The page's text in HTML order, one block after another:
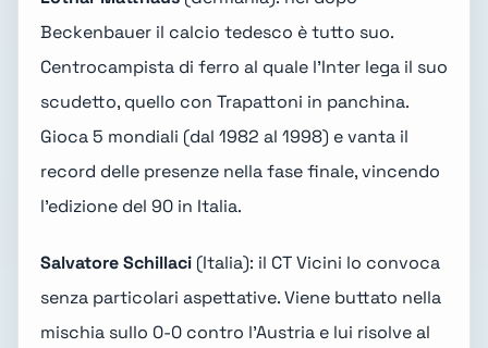
Beckenbauer il calcio tedesco è tutto suo.
Centrocampista di ferro al quale l'Inter lega il suo
scudetto, quello con Trapattoni in panchina.
Gioca 5 mondiali (dal 1982 al 1998) e vanta il
record delle presenze nella fase finale, vincendo
l'edizione del 90 in Italia.
Salvatore Schillaci (Italia): il CT Vicini lo convoca
senza particolari aspettative. Viene buttato nella
mischia sullo 0-0 contro l'Austria e lui risolve al